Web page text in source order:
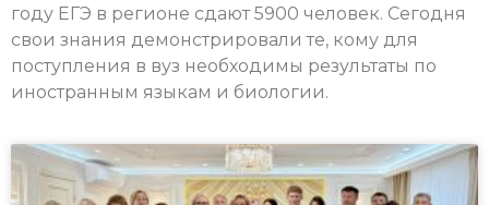
году ЕГЭ в регионе сдают 5900 человек. Сегодня
свои знания демонстрировали те, кому для
поступления в вуз необходимы результаты по
иностранным языкам и биологии.